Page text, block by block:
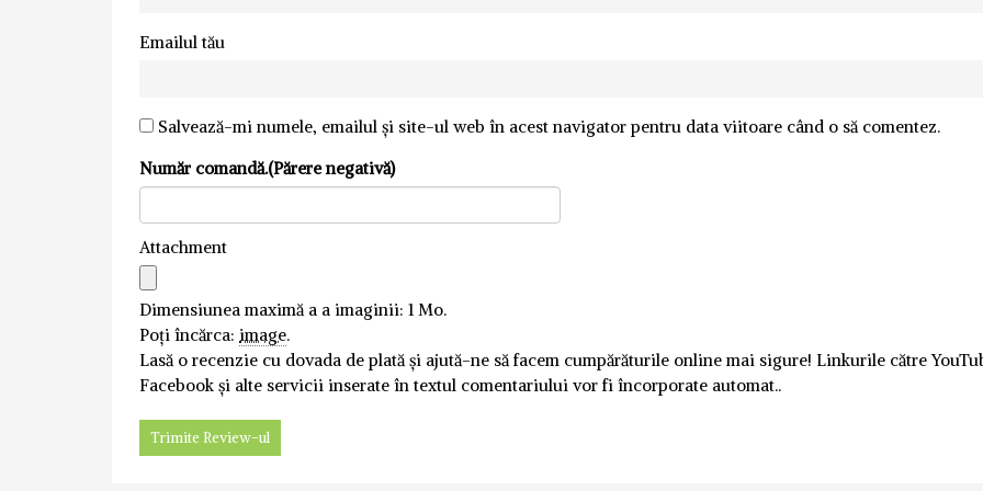
Emailul tău
Salvează-mi numele, emailul și site-ul web în acest navigator pentru data viitoare când o să comentez.
Număr comandă.(Părere negativă)
Attachment
Dimensiunea maximă a a imaginii: 1 Mo.
Poți încărca: image.
Lasă o recenzie cu dovada de plată și ajută-ne să facem cumpărăturile online mai sigure! Linkurile către
Facebook și alte servicii inserate în textul comentariului vor fi încorporate automat..